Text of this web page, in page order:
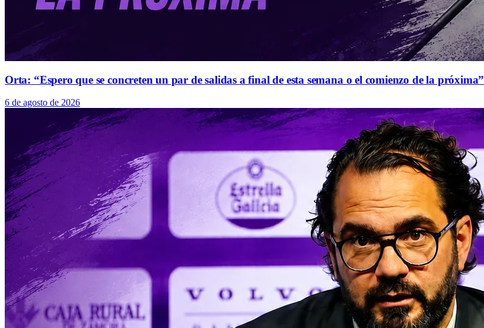
Orta: “Espero que se concreten un par de salidas a final de esta semana o el comienzo de la próxima”
6 de agosto de 2026